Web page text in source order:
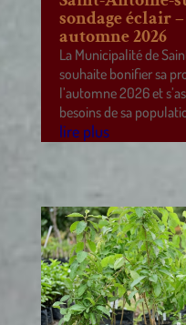
sondage éclair
automne 2026
La Municipalité de
souhaite bonifier sa
l’automne 2026 et
besoins de sa
lire plus